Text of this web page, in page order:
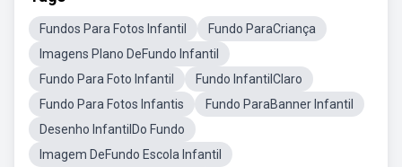
Fundos Para Fotos Infantil
Fundo ParaCriança
Imagens Plano DeFundo Infantil
Fundo Para Foto Infantil
Fundo InfantilClaro
Fundo Para Fotos Infantis
Fundo ParaBanner Infantil
Desenho InfantilDo Fundo
Imagem DeFundo Escola Infantil